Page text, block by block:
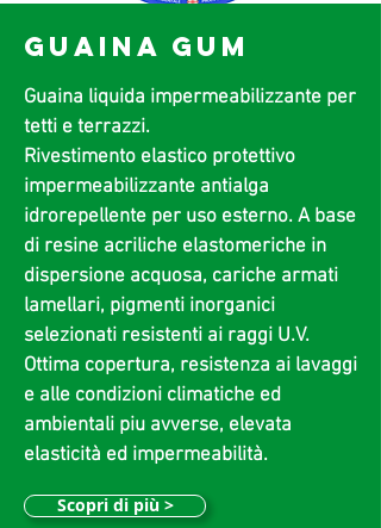
GUAINA GUM
Guaina liquida impermeabilizzante per
tetti e terrazzi.
Rivestimento elastico protettivo
impermeabilizzante antialga
idrorepellente per uso esterno. A base
di resine acriliche elastomeriche in
dispersione acquosa, cariche armati
lamellari, pigmenti inorganici
selezionati resistenti ai raggi U.V.
Ottima copertura, resistenza ai lavaggi
e alle condizioni climatiche ed
ambientali piu avverse, elevata
elasticità ed impermeabilità.
Scopri di più >